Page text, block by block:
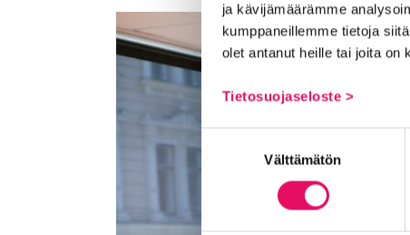
ja kävijämäärämme
kumppaneillemme tietoja
olet antanut heille tai joita on
Tietosuojaseloste >
Välttämätön